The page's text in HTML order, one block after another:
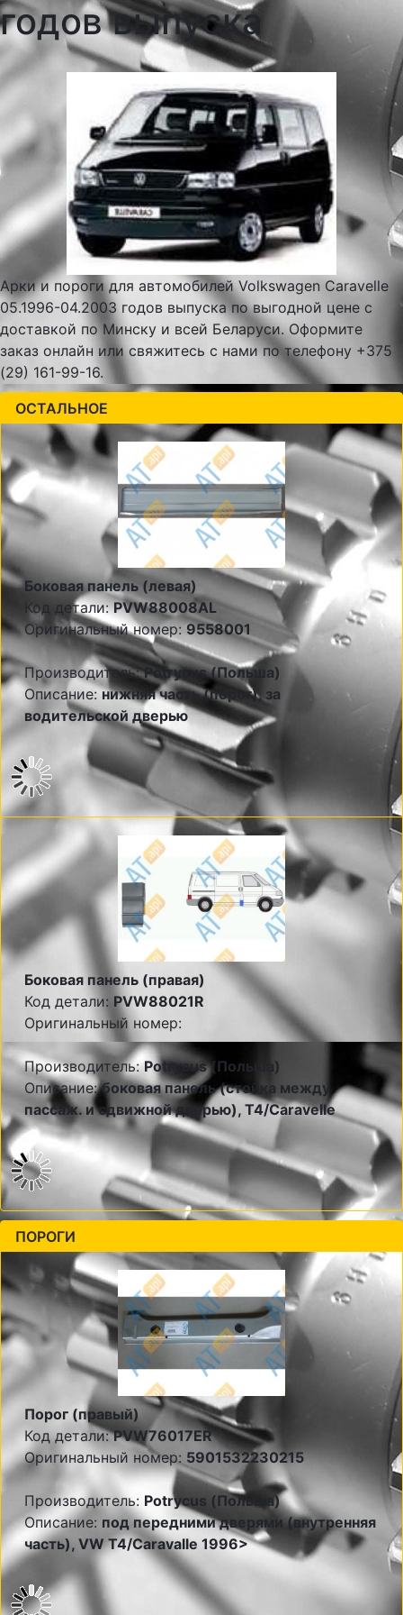
годов выпуска
Арки и пороги для автомобилей Volkswagen Caravelle
05.1996-04.2003 годов выпуска по выгодной цене с
доставкой по Минску и всей Беларуси. Оформите
заказ онлайн или свяжитесь с нами по телефону +375
(29) 161-99-16.
ОСТАЛЬНОЕ
Боковая панель (левая)
Код детали:PVW88008AL
Оригинальный номер:9558001
Производитель:Potrycus (Польша)
Описание:нижняя часть (порог), за
водительской дверью
Боковая панель (правая)
Код детали: PVW88021R
Оригинальный номер:
Производитель:Potrycus (Польша)
Описание:боковая панель (стойка между
пассаж. и сдвижной дверью), T4/Caravelle
ПОРОГИ
Порог (правый)
Код детали:PVW76017ER
Оригинальный номер: 5901532230215
Производитель: Potrycus (Польша)
Описание: под передними дверями (внутренняя
часть), VW T4/Caravalle 1996>